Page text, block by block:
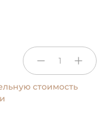
1
стоимость